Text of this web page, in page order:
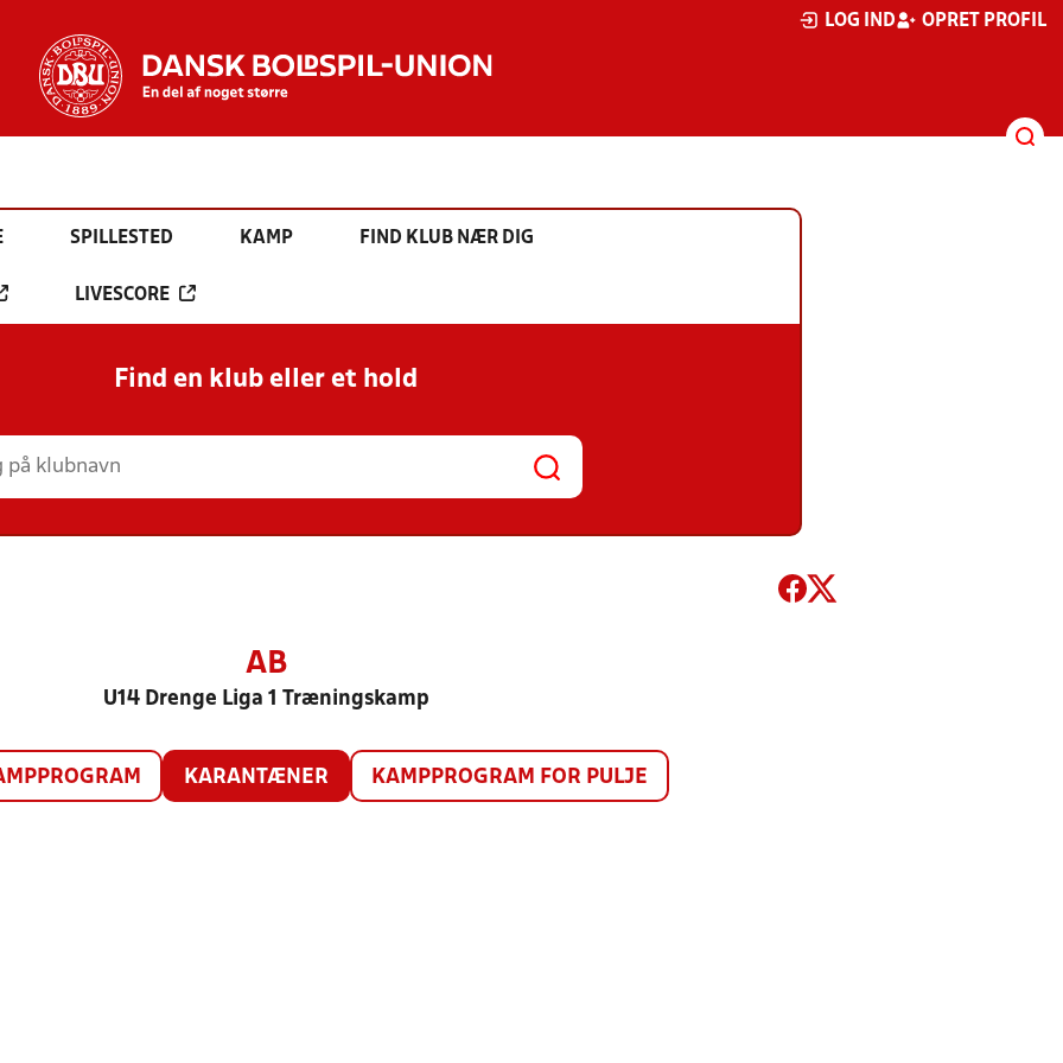
LOG IND OPRET PROFIL
SPILLESTED KAMP FIND KLUB NÆR DIG
LIVESCORE
Find en klub eller et hold
AB
U14 Drenge Liga 1 Træningskamp
KARANTÆNER KAMPPROGRAM FOR PULJE